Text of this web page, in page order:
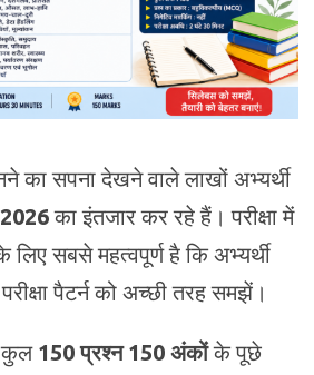
का सपना देखने वाले लाखों अभ्यर्थी
का इंतजार कर रहे हैं। परीक्षा में
सबसे महत्वपूर्ण है कि अभ्यर्थी
पैटर्न को अच्छी तरह समझें।
कुल 150 प्रश्न 150 अंकोंके पूछे